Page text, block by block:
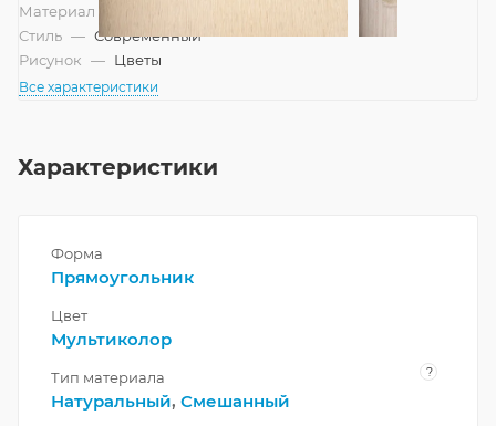
Материал
Стиль — Современный
Рисунок — Цветы
Все характеристики
Характеристики
Форма
Прямоугольник
Цвет
Мультиколор
Тип материала ?
Натуральный, Смешанный